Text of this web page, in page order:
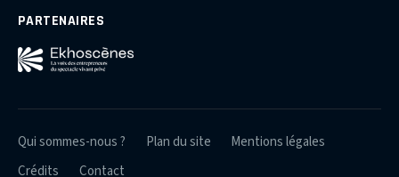
PARTENAIRES
Qui sommes-nous ? Plan du site
Mentions légales
Crédits
Contact